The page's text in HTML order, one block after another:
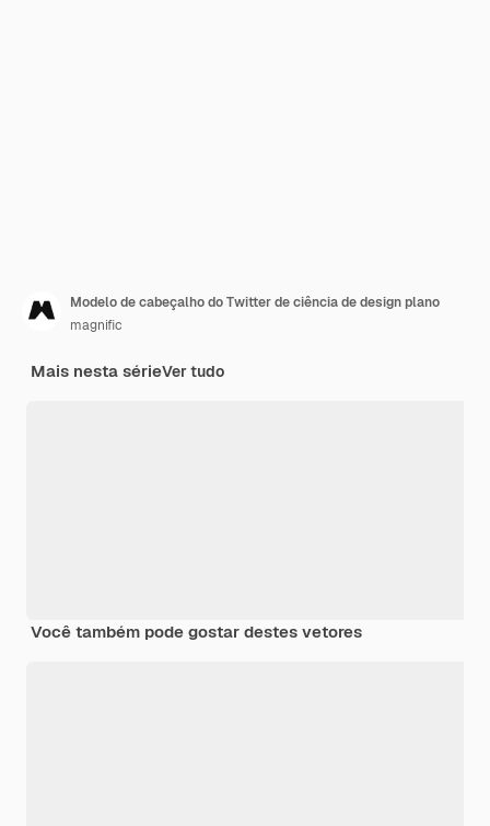
Modelo de cabeçalho do Twitter de ciência de design plano
magnific
Mais nesta sérieVer tudo
Você também pode gostar destes vetores